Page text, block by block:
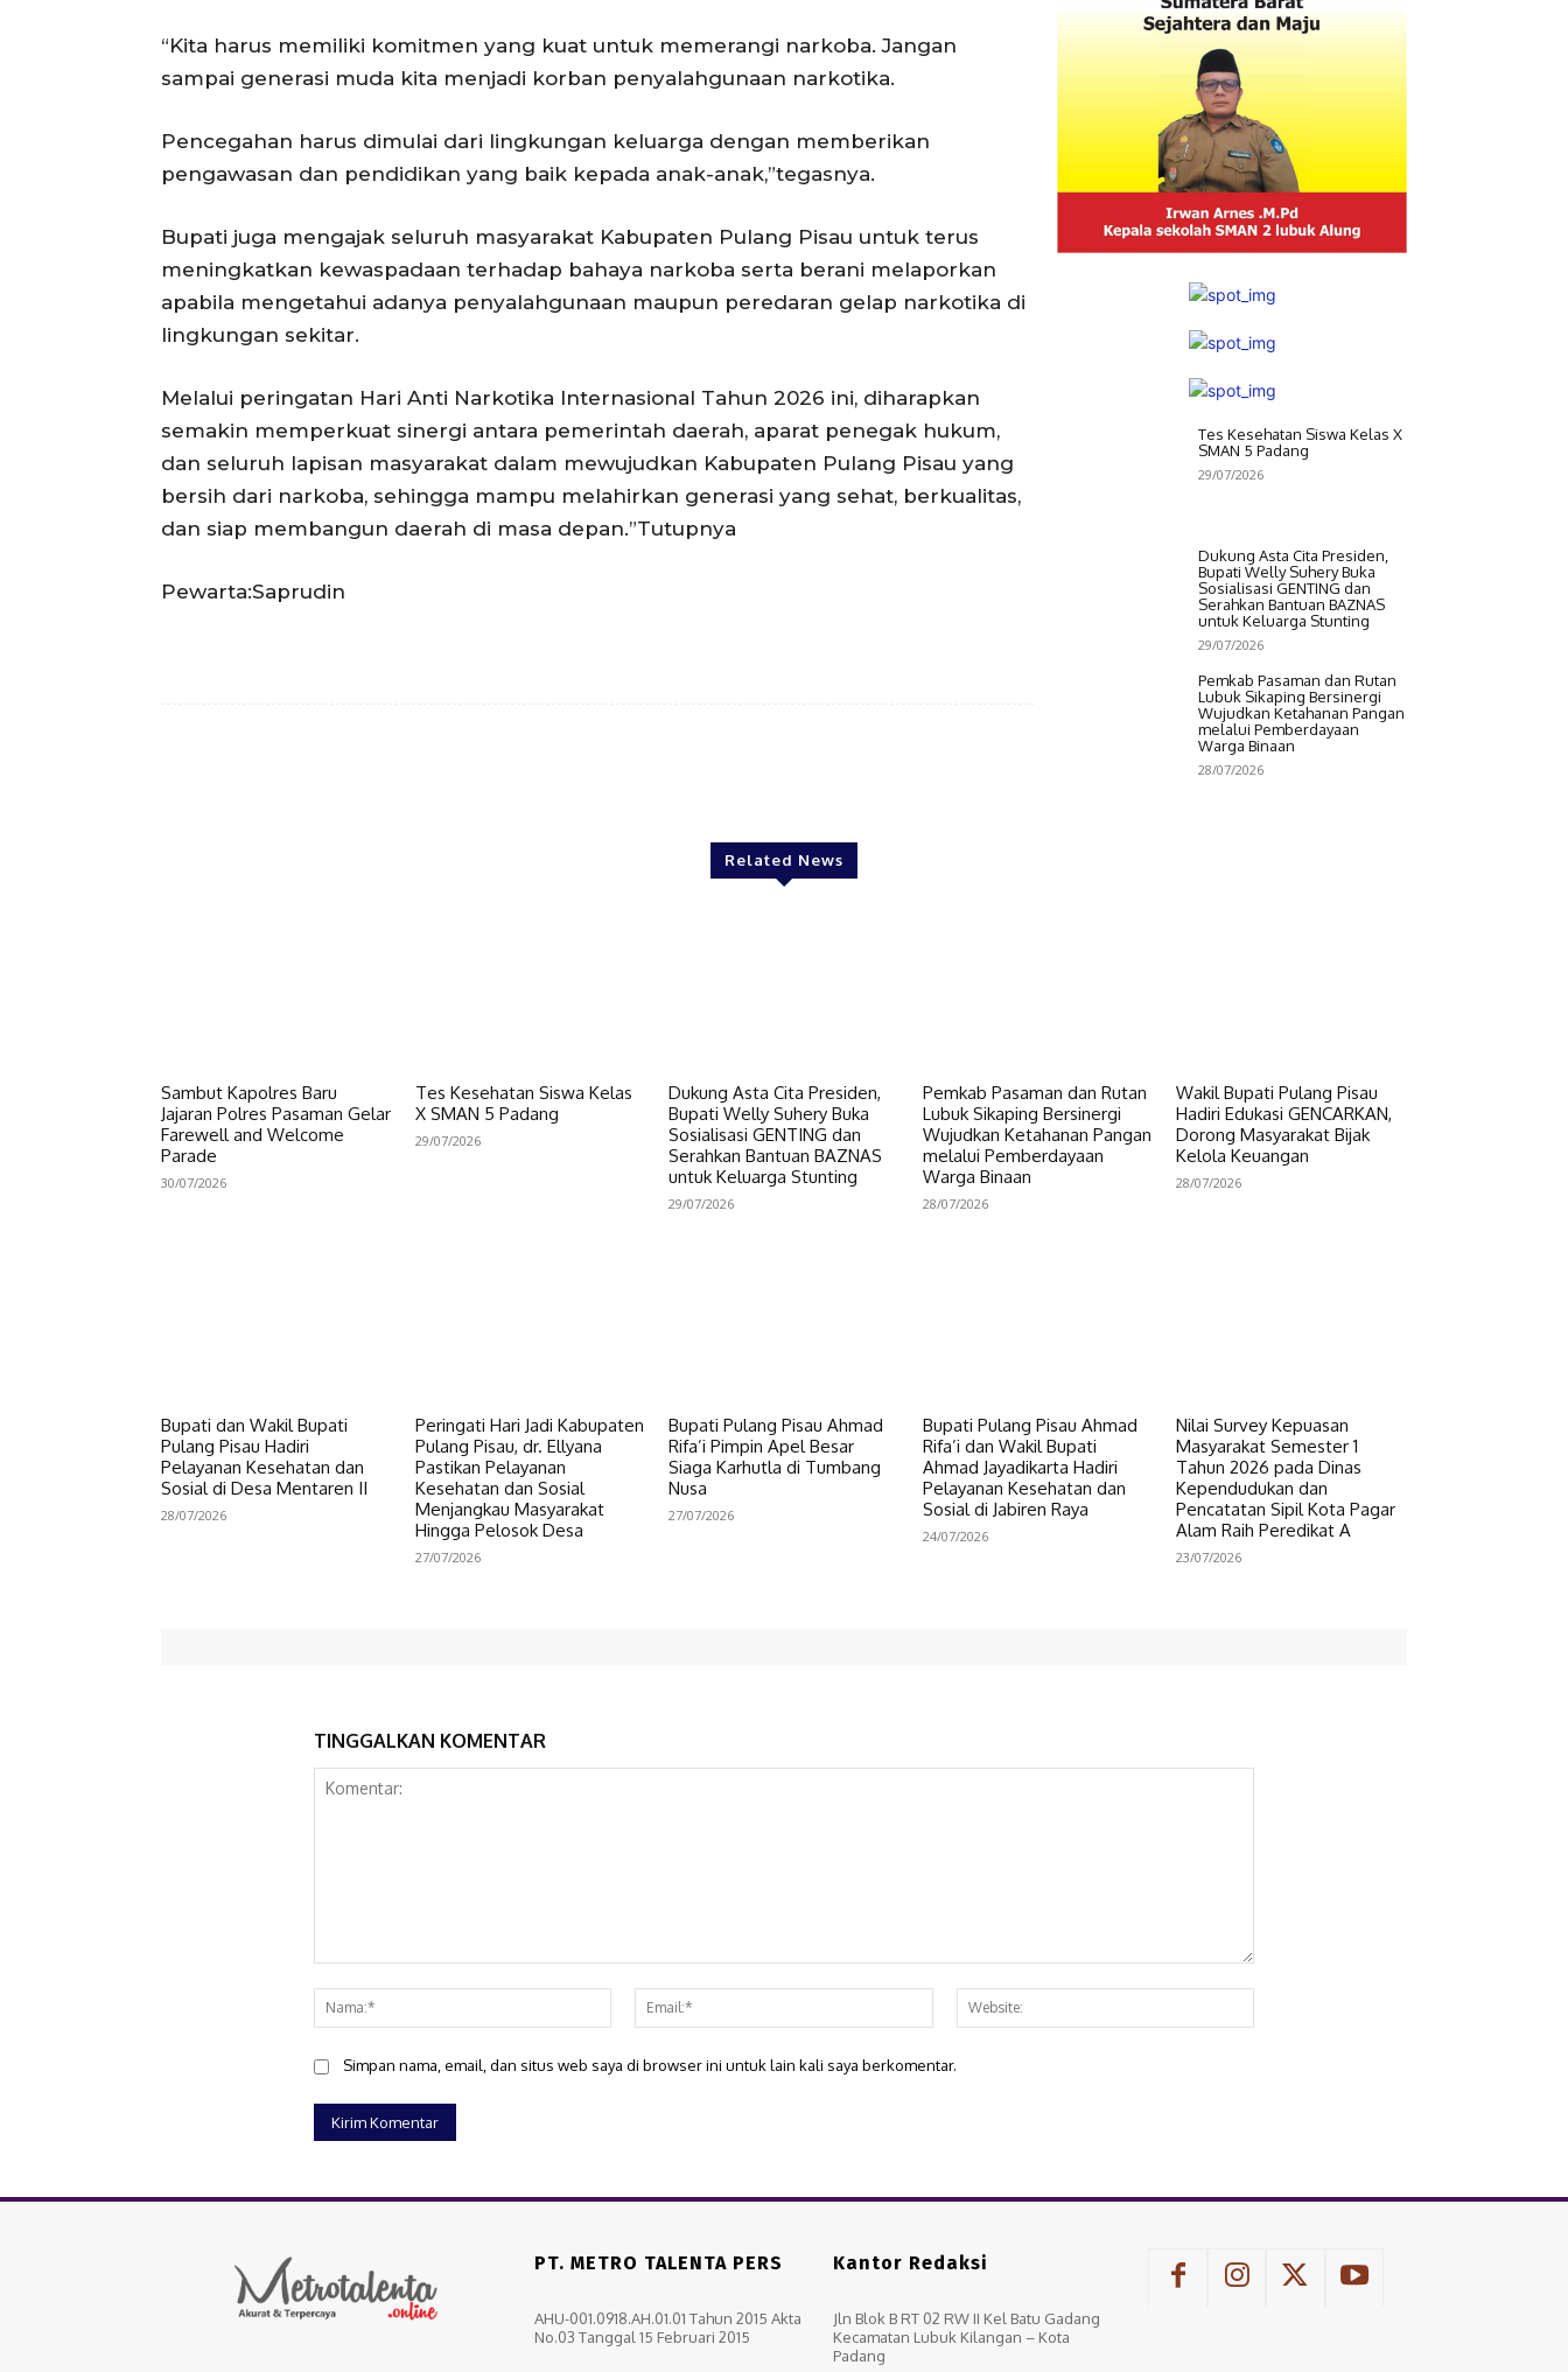
“Kita harus memiliki komitmen yang kuat untuk memerangi narkoba. Jangan
sampai generasi muda kita menjadi korban penyalahgunaan narkotika.
Pencegahan harus dimulai dari lingkungan keluarga dengan memberikan
pengawasan dan pendidikan yang baik kepada anak-anak,”tegasnya.
Bupati juga mengajak seluruh masyarakat Kabupaten Pulang Pisau untuk terus
meningkatkan kewaspadaan terhadap bahaya narkoba serta berani melaporkan
apabila mengetahui adanya penyalahgunaan maupun peredaran gelap narkotika di
lingkungan sekitar.
Melalui peringatan Hari Anti Narkotika Internasional Tahun 2026 ini, diharapkan
semakin memperkuat sinergi antara pemerintah daerah, aparat penegak hukum,
dan seluruh lapisan masyarakat dalam mewujudkan Kabupaten Pulang Pisau yang
bersih dari narkoba, sehingga mampu melahirkan generasi yang sehat, berkualitas,
dan siap membangun daerah di masa depan.”Tutupnya
Pewarta:Saprudin
Tes Kesehatan Siswa Kelas X
SMAN 5 Padang
29/07/2026
Dukung Asta Cita Presiden,
Bupati Welly Suhery Buka
Sosialisasi GENTING dan
Serahkan Bantuan BAZNAS
untuk Keluarga Stunting
29/07/2026
Pemkab Pasaman dan Rutan
Lubuk Sikaping Bersinergi
Wujudkan Ketahanan Pangan
melalui Pemberdayaan
Warga Binaan
28/07/2026
Related News
Sambut Kapolres Baru
Jajaran Polres Pasaman Gelar
Farewell and Welcome
Parade
30/07/2026
Tes Kesehatan Siswa Kelas
X SMAN 5 Padang
29/07/2026
Dukung Asta Cita Presiden,
Bupati Welly Suhery Buka
Sosialisasi GENTING dan
Serahkan Bantuan BAZNAS
untuk Keluarga Stunting
29/07/2026
Pemkab Pasaman dan Rutan
Lubuk Sikaping Bersinergi
Wujudkan Ketahanan Pangan
melalui Pemberdayaan
Warga Binaan
28/07/2026
Wakil Bupati Pulang Pisau
Hadiri Edukasi GENCARKAN,
Dorong Masyarakat Bijak
Kelola Keuangan
28/07/2026
Bupati dan Wakil Bupati
Pulang Pisau Hadiri
Pelayanan Kesehatan dan
Sosial di Desa Mentaren II
28/07/2026
Peringati Hari Jadi Kabupaten
Pulang Pisau, dr. Ellyana
Pastikan Pelayanan
Kesehatan dan Sosial
Menjangkau Masyarakat
Hingga Pelosok Desa
27/07/2026
Bupati Pulang Pisau Ahmad
Rifa’i Pimpin Apel Besar
Siaga Karhutla di Tumbang
Nusa
27/07/2026
Bupati Pulang Pisau Ahmad
Rifa’i dan Wakil Bupati
Ahmad Jayadikarta Hadiri
Pelayanan Kesehatan dan
Sosial di Jabiren Raya
24/07/2026
Nilai Survey Kepuasan
Masyarakat Semester 1
Tahun 2026 pada Dinas
Kependudukan dan
Pencatatan Sipil Kota Pagar
Alam Raih Peredikat A
23/07/2026
TINGGALKAN KOMENTAR
Nama:*
Email:*
Simpan nama, email, dan situs web saya di browser ini untuk lain kali saya berkomentar.
PT. METRO TALENTA PERS
AHU-001.0918.AH.01.01 Tahun 2015 Akta
No.03 Tanggal 15 Februari 2015
Kantor Redaksi
Jln Blok B RT 02 RW II Kel Batu Gadang
Kecamatan Lubuk Kilangan – Kota
Padang